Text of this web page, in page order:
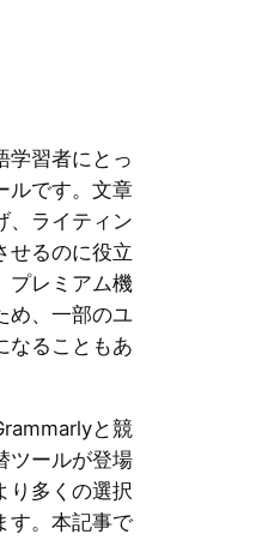
学習者にとっ
ルです。文章
、ライティン
せるのに役立
プレミアム機
め、一部のユ
なることもあ
と競
ツールが登場
り多くの選択
す。本記事で